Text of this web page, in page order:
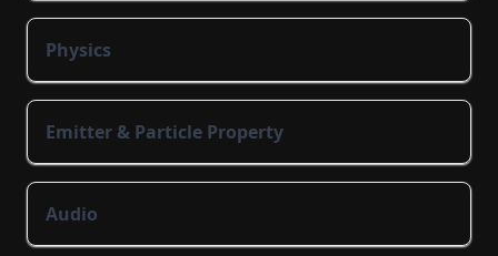
Physics
Emitter & Particle Property
Audio